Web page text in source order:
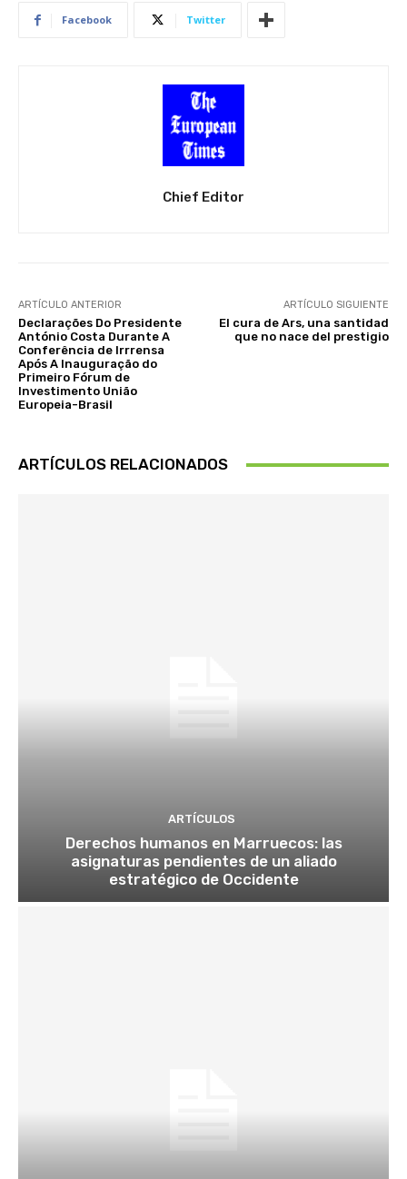
Facebook Twitter
Chief Editor
ARTÍCULO ANTERIOR
Declarações Do Presidente
António Costa Durante A
Conferência de Irrrensa
Após A Inauguração do
Primeiro Fórum de
Investimento União
Europeia-Brasil
ARTÍCULO SIGUIENTE
El cura de Ars, una santidad
que no nace del prestigio
ARTÍCULOS RELACIONADOS
ARTÍCULOS
Derechos humanos en Marruecos: las
asignaturas pendientes de un aliado
estratégico de Occidente